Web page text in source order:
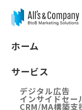
ホーム
サービス
デジタル広告
インサイドセー
CRM/MA構築支